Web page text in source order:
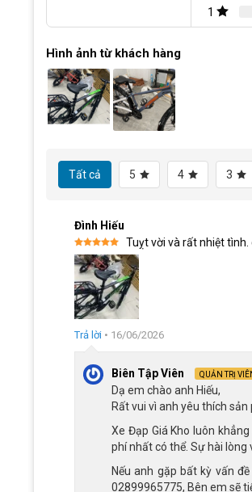
Khung hợp kim thép chịu tải
Xe đạp địa hình mtb Fornix KM26 là
sức chịu lên đến khoảng 140kg, nên
đường nét tỉ mỉ, khung không có mối
luyện sức khỏe, đi học hay đi chuyển
1
Hình ảnh từ khách hàng
Tất cả 5 4 3
Đình Hiếu
Được xếp
hạng55
sao
Tuỵt vời và rất nhiệt
Trả lời • 16/06/2026
Biên Tập Viên QUẢN TRỊ
Dạ em chào anh Hiếu,
Rất vui vì anh yêu thích sản
Xe Đạp Giá Kho luôn
phí nhất có thể. Sự hài lòng
Nếu anh gặp bất kỳ vấn
02899965775, Bên em sẽ